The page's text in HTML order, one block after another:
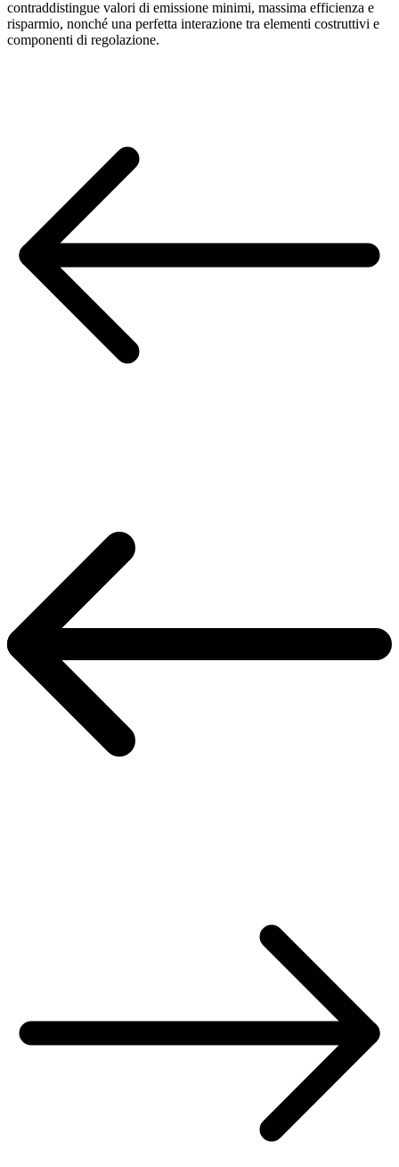
contraddistingue valori di emissione minimi, massima efficienza e
risparmio, nonché una perfetta interazione tra elementi costruttivi e
componenti di regolazione.